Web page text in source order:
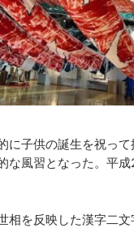
子供の誕生を祝って
な風習となった。平
を反映した漢字二文